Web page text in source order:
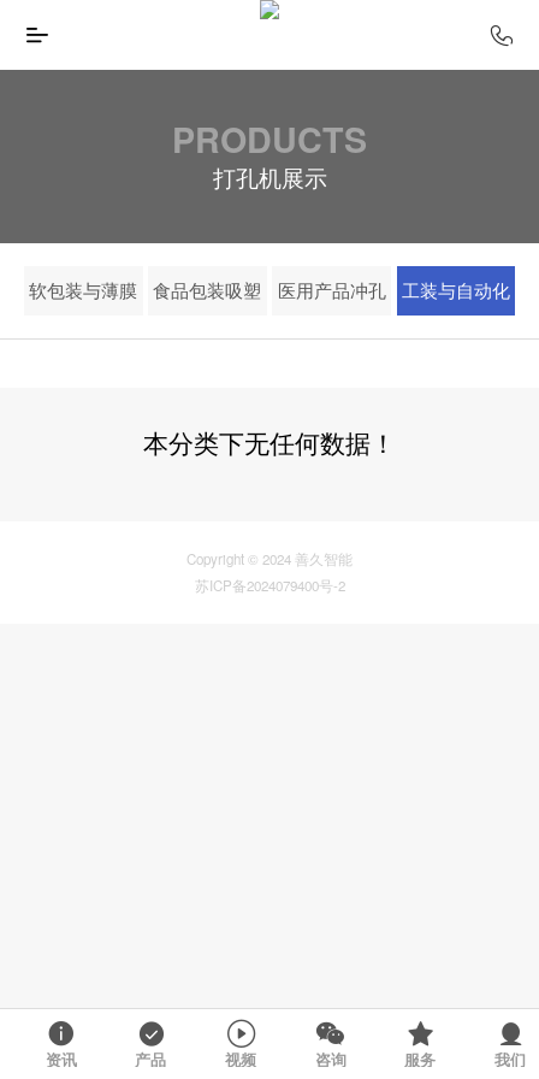
PRODUCTS
打孔机展示
软包装与薄膜 食品包装吸塑 医用产品冲孔 工装与自动化
本分类下无任何数据！
Copyright © 2024 善久智能
苏ICP备2024079400号-2
资讯 产品 视频 咨询 服务 我们